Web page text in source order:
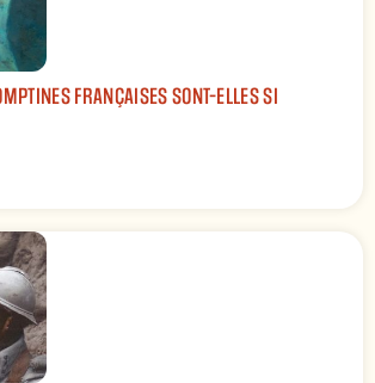
FRANÇAISES SONT-ELLES SI